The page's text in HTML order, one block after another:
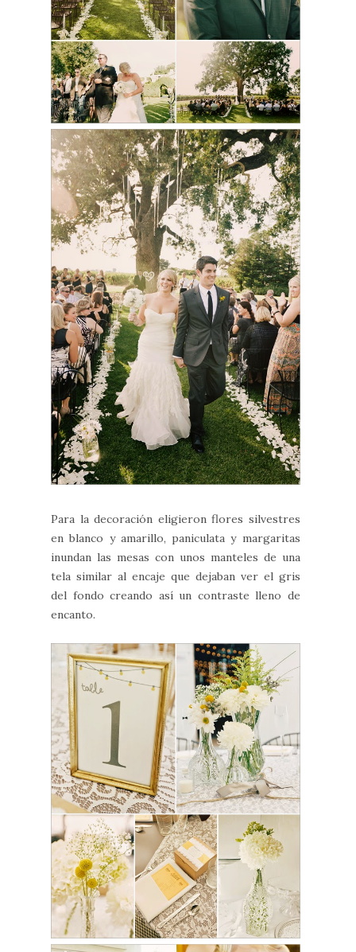
Para la decoración eligieron flores silvestres
en blanco y amarillo, paniculata y margaritas
inundan las mesas con unos manteles de una
tela similar al encaje que dejaban ver el gris
del fondo creando así un contraste lleno de
encanto.